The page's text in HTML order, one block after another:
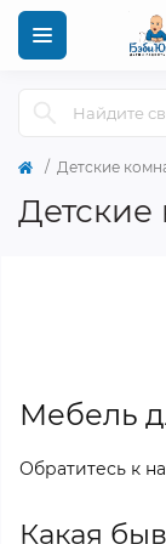
Детские
Детские
Мебель
Обратитесь к
Какая